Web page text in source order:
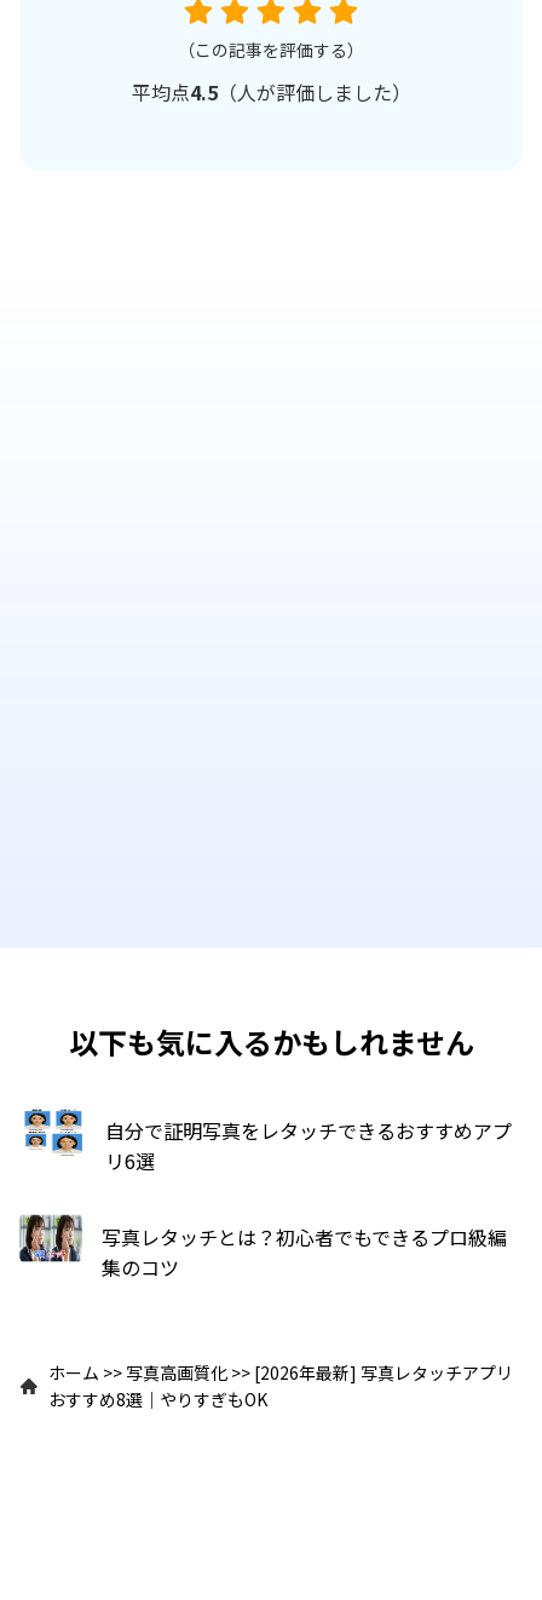
（この記事を評価する）
平均点4.5（人が評価しました）
以下も気に入るかもしれません
自分で証明写真をレタッチできるおすすめアプ
リ6選
写真レタッチとは？初心者でもできるプロ級編
集のコツ
ホーム >> 写真高画質化 >> [2026年最新] 写真レタッチアプリ
おすすめ8選｜やりすぎもOK